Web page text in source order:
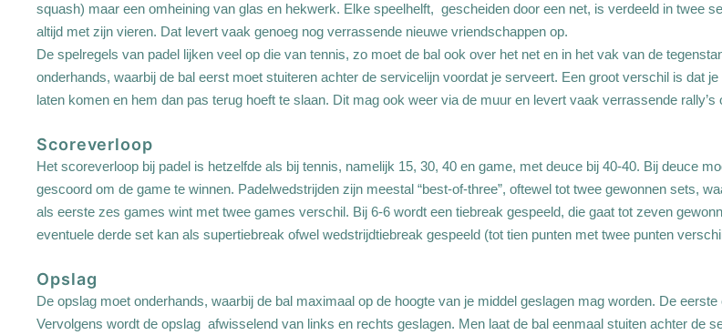
squash) maar een omheining van glas en hekwerk. Elke speelhelft, gescheiden door een net, is verdeeld in twee
altijd met zijn vieren. Dat levert vaak genoeg nog verrassende nieuwe vriendschappen op.
De spelregels van padel lijken veel op die van tennis, zo moet de bal ook over het net en in het vak van de
onderhands, waarbij de bal eerst moet stuiteren achter de servicelijn voordat je serveert. Een groot verschil is dat
laten komen en hem dan pas terug hoeft te slaan. Dit mag ook weer via de muur en levert vaak verrassende rally’s
Scoreverloop
Het scoreverloop bij padel is hetzelfde als bij tennis, namelijk 15, 30, 40 en game, met deuce bij 40-40. Bij deuce
gescoord om de game te winnen. Padelwedstrijden zijn meestal “best-of-three”, oftewel tot twee gewonnen sets,
als eerste zes games wint met twee games verschil. Bij 6-6 wordt een tiebreak gespeeld, die gaat tot zeven
eventuele derde set kan als supertiebreak ofwel wedstrijdtiebreak gespeeld (tot tien punten met twee punten
Opslag
De opslag moet onderhands, waarbij de bal maximaal op de hoogte van je middel geslagen mag worden. De
Vervolgens wordt de opslag afwisselend van links en rechts geslagen. Men laat de bal eenmaal stuiten achter de